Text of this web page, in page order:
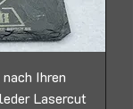
Ihren
Lasercut